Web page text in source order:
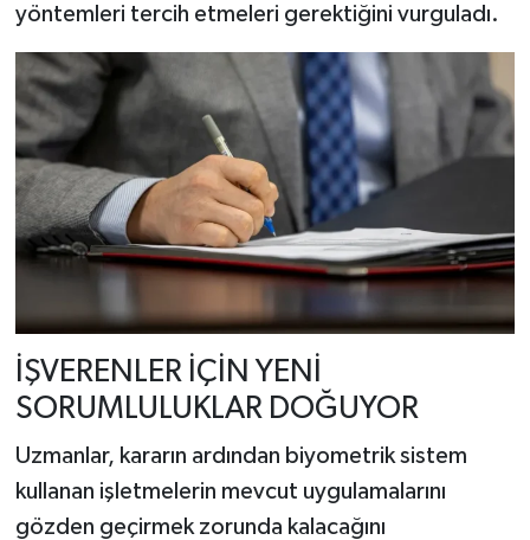
yöntemleri tercih etmeleri gerektiğini vurguladı.
İŞVERENLER İÇİN YENİ
SORUMLULUKLAR DOĞUYOR
Uzmanlar, kararın ardından biyometrik sistem
kullanan işletmelerin mevcut uygulamalarını
gözden geçirmek zorunda kalacağını